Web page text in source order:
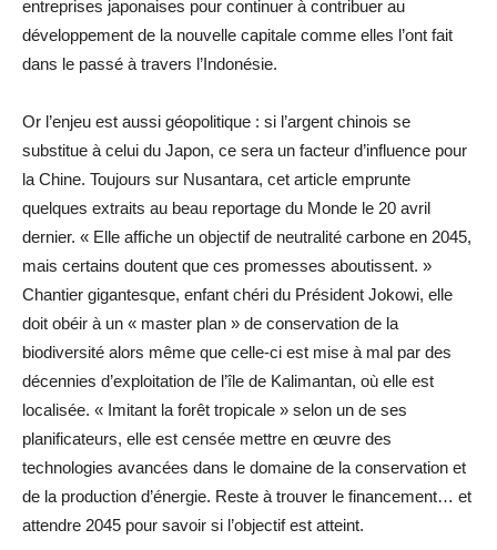
entreprises japonaises pour continuer à contribuer au
développement de la nouvelle capitale comme elles l’ont fait
dans le passé à travers l’Indonésie.
Or l’enjeu est aussi géopolitique : si l’argent chinois se
substitue à celui du Japon, ce sera un facteur d’influence pour
la Chine. Toujours sur Nusantara, cet article emprunte
quelques extraits au beau reportage du Monde le 20 avril
dernier. « Elle affiche un objectif de neutralité carbone en 2045,
mais certains doutent que ces promesses aboutissent. »
Chantier gigantesque, enfant chéri du Président Jokowi, elle
doit obéir à un « master plan » de conservation de la
biodiversité alors même que celle-ci est mise à mal par des
décennies d’exploitation de l’île de Kalimantan, où elle est
localisée. « Imitant la forêt tropicale » selon un de ses
planificateurs, elle est censée mettre en œuvre des
technologies avancées dans le domaine de la conservation et
de la production d’énergie. Reste à trouver le financement… et
attendre 2045 pour savoir si l’objectif est atteint.